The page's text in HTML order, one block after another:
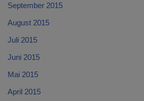
September 2015
August 2015
Juli 2015
Juni 2015
Mai 2015
April 2015